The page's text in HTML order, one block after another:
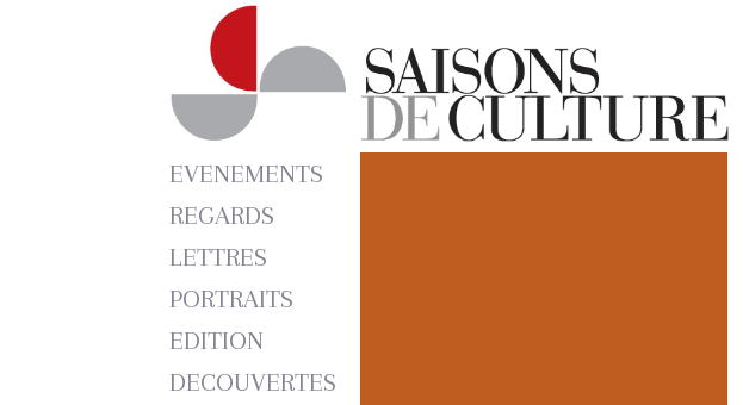
EVENEMENTS
REGARDS
LETTRES
PORTRAITS
EDITION
DECOUVERTES